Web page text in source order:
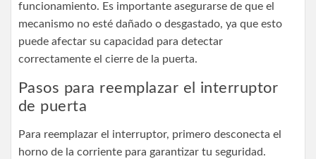
funcionamiento. Es importante asegurarse de que el
mecanismo no esté dañado o desgastado, ya que esto
puede afectar su capacidad para detectar
correctamente el cierre de la puerta.
Pasos para reemplazar el interruptor
de puerta
Para reemplazar el interruptor, primero desconecta el
horno de la corriente para garantizar tu seguridad.